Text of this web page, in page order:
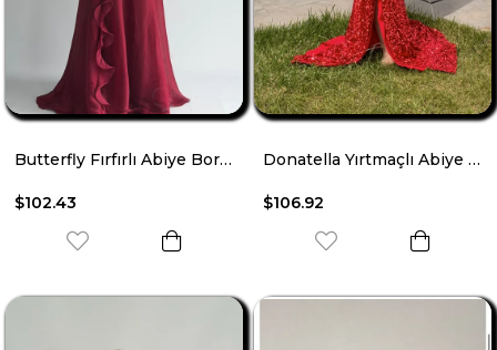
Butterfly Fırfırlı Abiye Bordo
$102.43
Donatella Yırtmaçlı Abiye Kırmızı
$106.92